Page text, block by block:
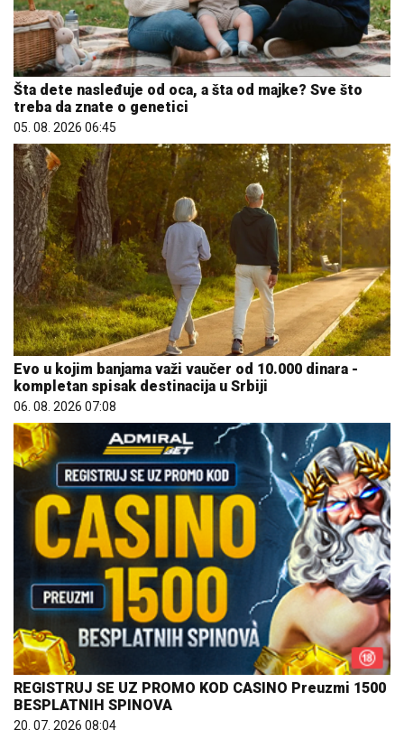
Šta dete nasleđuje od oca, a šta od majke? Sve što
treba da znate o genetici
05. 08. 2026 06:45
Evo u kojim banjama važi vaučer od 10.000 dinara -
kompletan spisak destinacija u Srbiji
06. 08. 2026 07:08
REGISTRUJ SE UZ PROMO KOD CASINO Preuzmi 1500
BESPLATNIH SPINOVA
20. 07. 2026 08:04